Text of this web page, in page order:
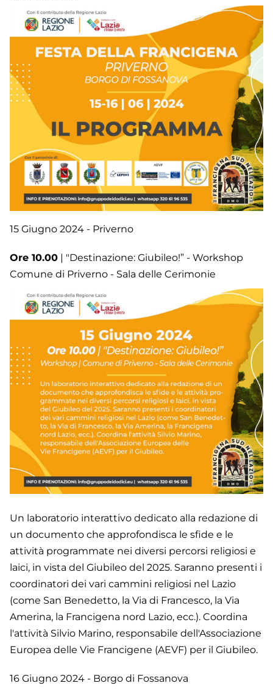
15 Giugno 2024 - Priverno
Ore 10.00 | "Destinazione: Giubileo!” - Workshop
Comune di Priverno - Sala delle Cerimonie
Un laboratorio interattivo dedicato alla redazione di
un documento che approfondisca le sfide e le
attività programmate nei diversi percorsi religiosi e
laici, in vista del Giubileo del 2025. Saranno presenti i
coordinatori dei vari cammini religiosi nel Lazio
(come San Benedetto, la Via di Francesco, la Via
Amerina, la Francigena nord Lazio, ecc.). Coordina
l'attività Silvio Marino, responsabile dell'Associazione
Europea delle Vie Francigene (AEVF) per il Giubileo.
16 Giugno 2024 - Borgo di Fossanova